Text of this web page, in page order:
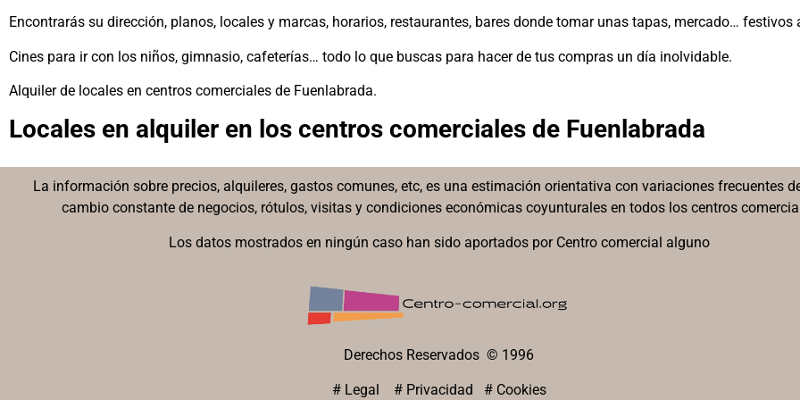
Encontrarás su dirección, planos, locales y marcas, horarios, restaurantes, bares donde tomar unas tapas, mercado… festivos
Cines para ir con los niños, gimnasio, cafeterías… todo lo que buscas para hacer de tus compras un día inolvidable.
Alquiler de locales en centros comerciales de Fuenlabrada.
Locales en alquiler en los centros comerciales de Fuenlabrada
La información sobre precios, alquileres, gastos comunes, etc, es una estimación orientativa con variaciones frecuentes
cambio constante de negocios, rótulos, visitas y condiciones económicas coyunturales en todos los centros
Los datos mostrados en ningún caso han sido aportados por Centro comercial alguno
Derechos Reservados © 1996
# Legal # Privacidad # Cookies